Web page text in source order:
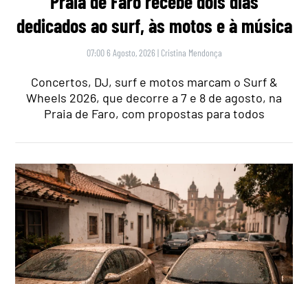
dedicados ao surf, às motos e à música
07:00 6 Agosto, 2026 | Cristina Mendonça
Concertos, DJ, surf e motos marcam o Surf &
Wheels 2026, que decorre a 7 e 8 de agosto, na
Praia de Faro, com propostas para todos